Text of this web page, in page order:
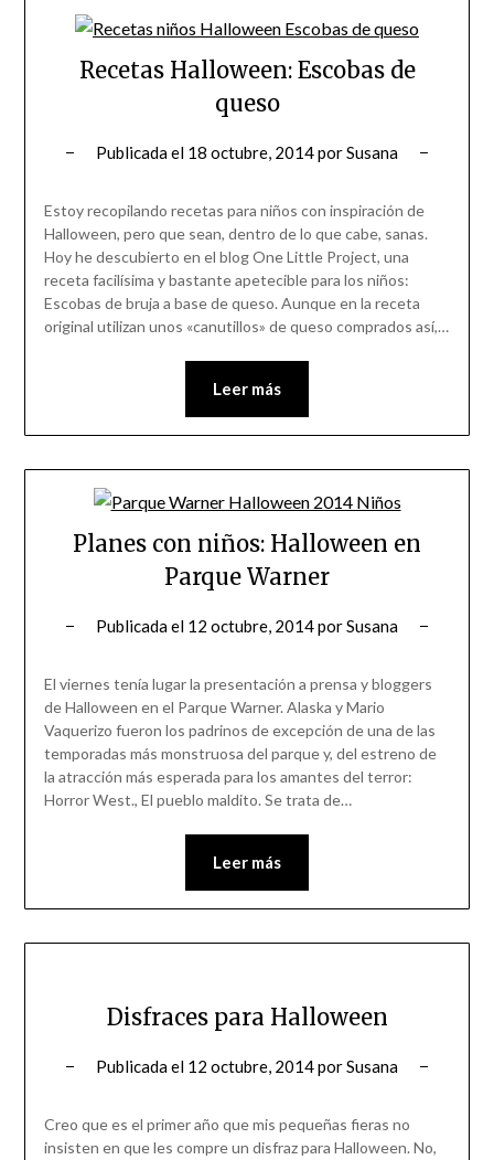
Recetas Halloween: Escobas de
queso
Publicada el 18 octubre, 2014porSusana
Estoy recopilando recetas para niños con inspiración de
Halloween, pero que sean, dentro de lo que cabe, sanas.
Hoy he descubierto en el blog One Little Project, una
receta facilísima y bastante apetecible para los niños:
Escobas de bruja a base de queso. Aunque en la receta
original utilizan unos «canutillos» de queso comprados así,…
Leer más
Planes con niños: Halloween en
Parque Warner
Publicada el 12 octubre, 2014porSusana
El viernes tenía lugar la presentación a prensa y bloggers
de Halloween en el Parque Warner. Alaska y Mario
Vaquerizo fueron los padrinos de excepción de una de las
temporadas más monstruosa del parque y, del estreno de
la atracción más esperada para los amantes del terror:
Horror West., El pueblo maldito. Se trata de…
Leer más
Disfraces para Halloween
Publicada el 12 octubre, 2014porSusana
Creo que es el primer año que mis pequeñas fieras no
insisten en que les compre un disfraz para Halloween. No,